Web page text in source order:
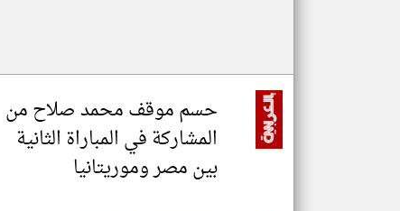
حسم موقف محمد صلاح من
المشاركة في المباراة الثانية
بين مصر وموريتانيا